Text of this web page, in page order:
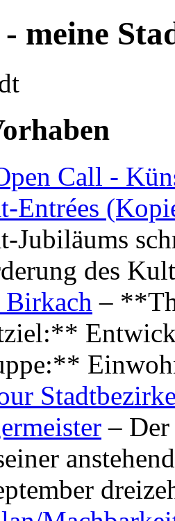
meine
Call -
Entrées
Jubiläums
des
–
–